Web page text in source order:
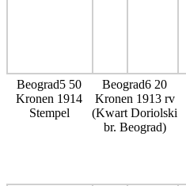
Beograd5 50
Kronen 1914
Stempel
Beograd6 20
Kronen 1913 rv
(Kwart Doriolski
br. Beograd)